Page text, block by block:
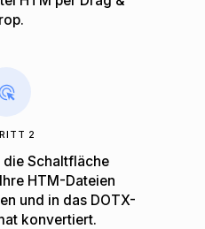
2
die Schaltfläche
HTM-Dateien
und in das DOTX-
konvertiert.